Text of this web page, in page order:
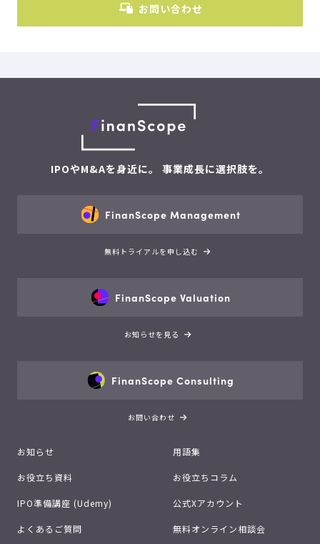
お問い合わせ
IPOやM&Aを身近に。 事業成長に選択肢を。
FinanScope Management
無料トライアルを申し込む
FinanScope Valuation
お知らせを見る
FinanScope Consulting
お問い合わせ
お知らせ 用語集
お役立ち資料 お役立ちコラム
IPO準備講座 (Udemy) 公式Xアカウント
よくあるご質問 無料オンライン相談会